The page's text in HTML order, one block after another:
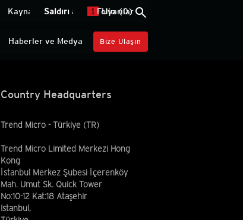
search
Haberler ve Medya Bize Ulaşın
Kaynaklar Oturum aç search
Haberler ve Medya Bize Ulaşın
Saldırı altında mısınız?
1 Uyarılar
Folio (0)
Kaynaklar Oturum aç
Country Headquarters
Trend Micro - Türkiye (TR)
Trend Micro Limited Merkezi Hong
Kong
İstanbul Merkez Şubesi İçerenköy
Mah. Umut Sk. Quick Tower
No:10-12 Kat:18 Ataşehir
Istanbul,